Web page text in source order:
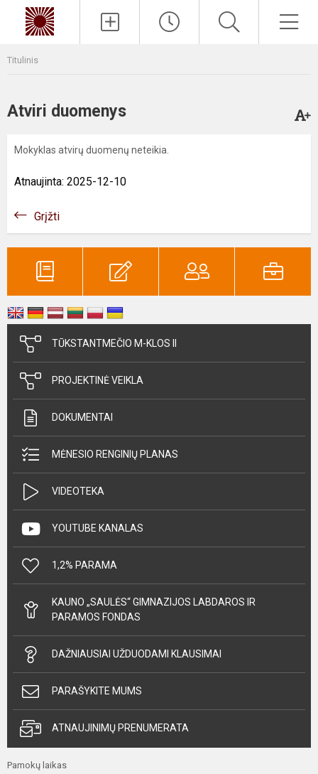
Titulinis
Atviri duomenys
Mokyklas atvirų duomenų neteikia.
Atnaujinta: 2025-12-10
Grįžti
TŪKSTANTMEČIO M-KLOS II
PROJEKTINĖ VEIKLA
DOKUMENTAI
MĖNESIO RENGINIŲ PLANAS
VIDEOTEKA
YOUTUBE KANALAS
1,2% PARAMA
KAUNO „SAULĖS“ GIMNAZIJOS LABDAROS IR
PARAMOS FONDAS
DAŽNIAUSIAI UŽDUODAMI KLAUSIMAI
PARAŠYKITE MUMS
ATNAUJINIMŲ PRENUMERATA
Pamokų laikas